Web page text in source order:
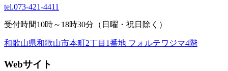
tel.073-421-4411
受付時間10時～18時30分（日曜・祝日除く）
和歌山県和歌山市本町2丁目1番地 フォルテワジマ4階
Webサイト